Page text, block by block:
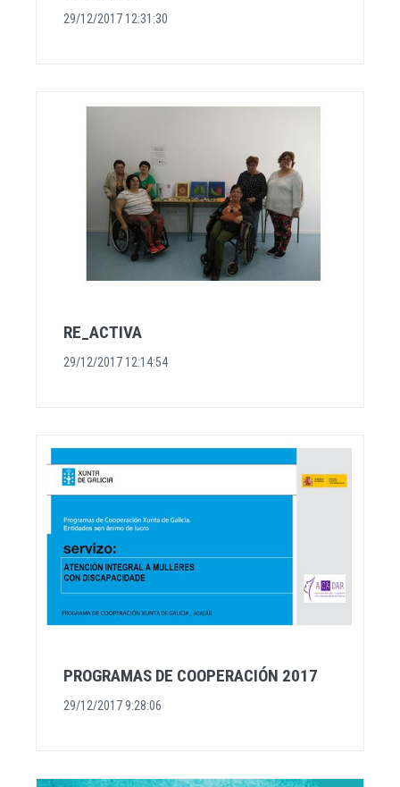
29/12/2017 12:31:30
RE_ACTIVA
29/12/2017 12:14:54
PROGRAMAS DE COOPERACIÓN 2017
29/12/2017 9:28:06